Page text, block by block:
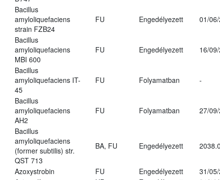
Bacillus
amyloliquefaciens
strain FZB24
FU Engedélyezett 01/
Bacillus
amyloliquefaciens
MBI 600
FU Engedélyezett 16/
Bacillus
amyloliquefaciens IT-
45
FU Folyamatban -
Bacillus
amyloliquefaciens
AH2
FU Folyamatban 27/
Bacillus
amyloliquefaciens
(former subtilis) str.
QST 713
BA, FU Engedélyezett
Azoxystrobin FU Engedélyezett
31/